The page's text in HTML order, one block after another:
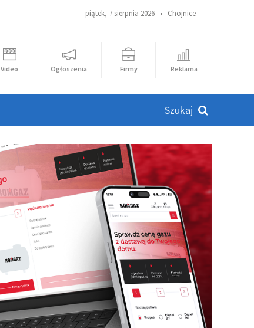
piątek, 7 sierpnia 2026 • Chojnice
Video Ogłoszenia Firmy Reklama